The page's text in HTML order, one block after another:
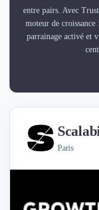
entre pairs. Avec
moteur de
parrainage activé et
Paris